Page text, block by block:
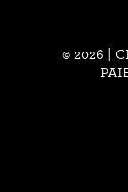
© 2026 |